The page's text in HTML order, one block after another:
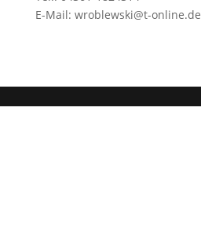
E-Mail: wroblewski@t-online.de